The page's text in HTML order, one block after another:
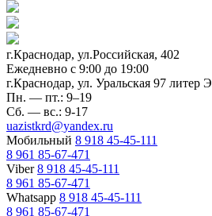
г.Краснодар, ул.Российская, 402
Ежедневно c 9:00 до 19:00
г.Краснодар, ул. Уральская 97 литер Э
Пн. — пт.: 9–19
Сб. — вс.: 9-17
uazistkrd@yandex.ru
Мобильный 8 918 45-45-111
8 961 85-67-471
Viber8 918 45-45-111
8 961 85-67-471
Whatsapp 8 918 45-45-111
8 961 85-67-471